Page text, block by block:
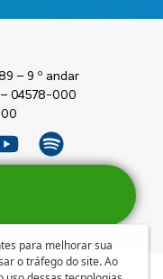
– 9 º andar
– 04578-000
para melhorar sua
o tráfego do site. Ao